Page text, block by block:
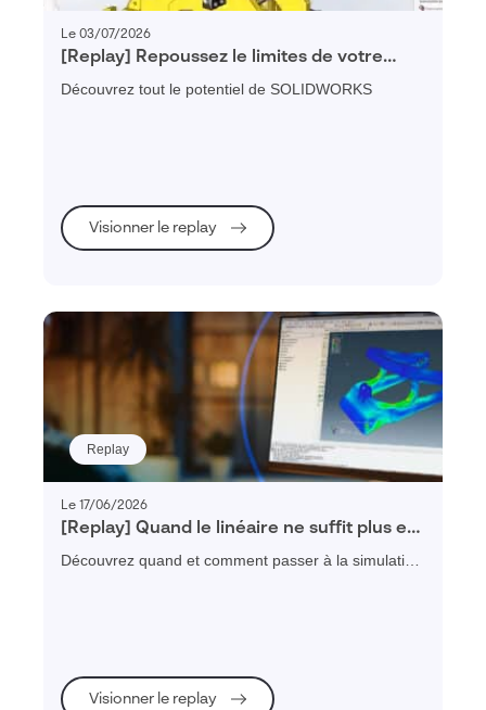
Le 03/07/2026
[Replay] Repoussez le limites de votre
conception avec SOLIDWORKS
Découvrez tout le potentiel de SOLIDWORKS
Visionner le replay
Replay
Le 17/06/2026
[Replay] Quand le linéaire ne suffit plus en
simulation
Découvrez quand et comment passer à la simulation
Visionner le replay